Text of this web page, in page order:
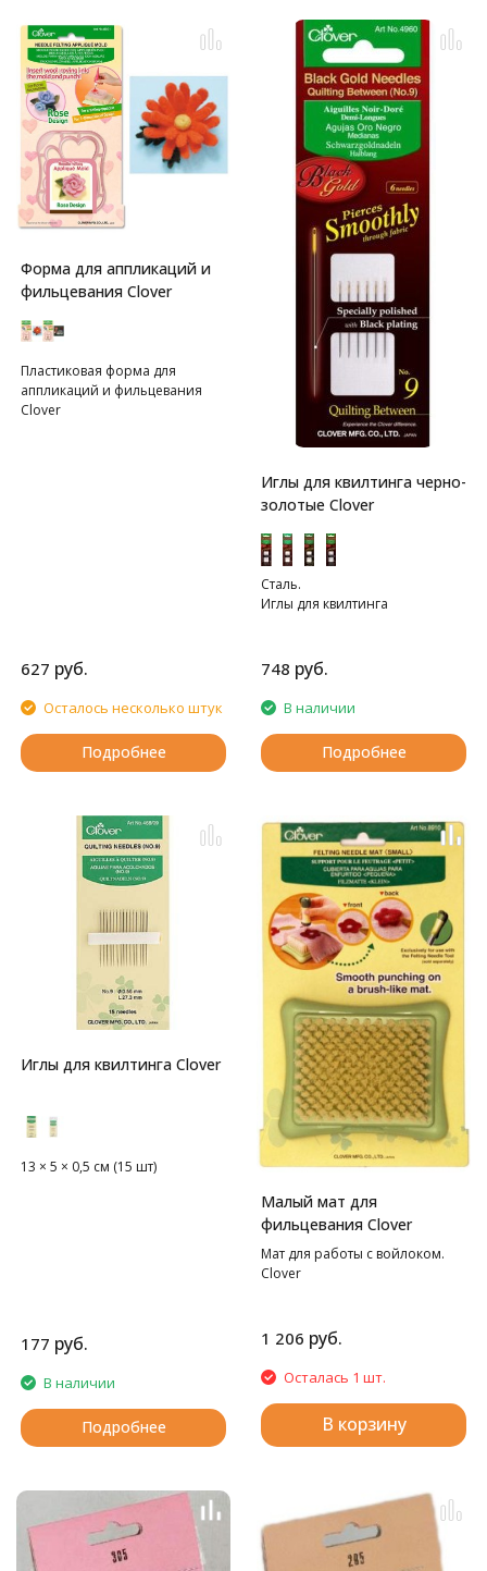
Форма для аппликаций и
фильцевания Clover
Пластиковая форма для
аппликаций и фильцевания
Clover
627 руб.
Осталось несколько штук
Подробнее
Иглы для квилтинга черно-
золотые Clover
Сталь.
Иглы для квилтинга
748 руб.
В наличии
Подробнее
Иглы для квилтинга Clover
13 × 5 × 0,5 см (15 шт)
177 руб.
В наличии
Подробнее
Малый мат для
фильцевания Clover
Мат для работы с войлоком.
Clover
1 206 руб.
Осталась 1 шт.
В корзину